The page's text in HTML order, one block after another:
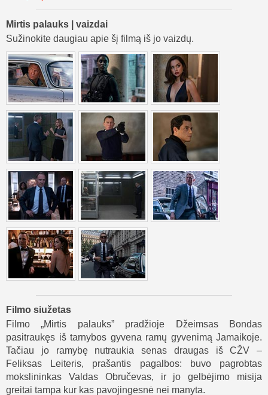
Mirtis palauks | vaizdai
Sužinokite daugiau apie šį filmą iš jo vaizdų.
Filmo siužetas
Filmo „Mirtis palauks” pradžioje Džeimsas Bondas
pasitraukęs iš tarnybos gyvena ramų gyvenimą Jamaikoje.
Tačiau jo ramybę nutraukia senas draugas iš CŽV –
Feliksas Leiteris, prašantis pagalbos: buvo pagrobtas
mokslininkas Valdas Obručevas, ir jo gelbėjimo misija
greitai tampa kur kas pavojingesnė nei manyta.